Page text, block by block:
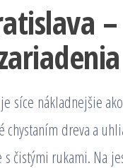
síce nákladnejšie
chystaním dreva a
čistými rukami. Na